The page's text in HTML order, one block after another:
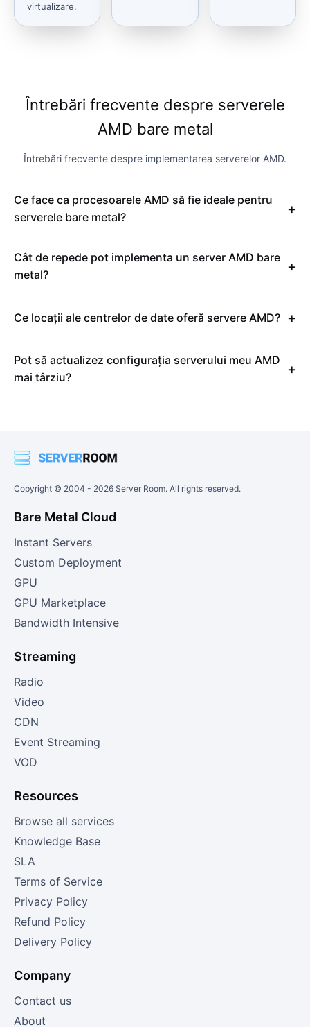
virtualizare.
Întrebări frecvente despre serverele
AMD bare metal
Întrebări frecvente despre implementarea serverelor AMD.
Ce face ca procesoarele AMD să fie ideale pentru
serverele bare metal?
Cât de repede pot implementa un server AMD bare
metal?
Ce locații ale centrelor de date oferă servere AMD?
Pot să actualizez configurația serverului meu AMD
mai târziu?
Copyright © 2004 - 2026 Server Room. All rights reserved.
Bare Metal Cloud
Instant Servers
Custom Deployment
GPU
GPU Marketplace
Bandwidth Intensive
Streaming
Radio
Video
CDN
Event Streaming
VOD
Resources
Browse all services
Knowledge Base
SLA
Terms of Service
Privacy Policy
Refund Policy
Delivery Policy
Company
Contact us
About